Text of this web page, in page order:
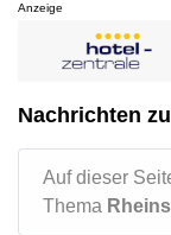
Anzeige
Nachrichten
Auf dieser
Thema